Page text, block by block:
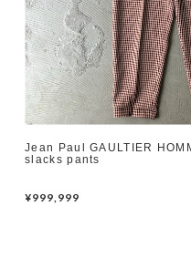
Jean Paul GAULTIER
slacks pants
¥999,999